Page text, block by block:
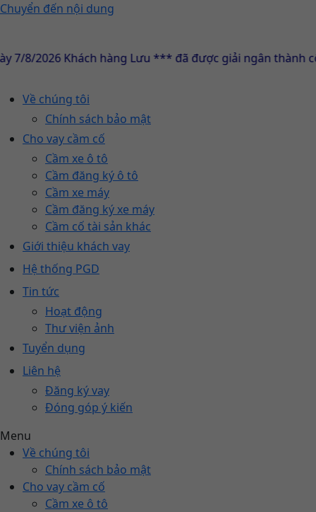
Chuyển đến nội dung
Khách hàng Lưu *** đã được giải ngân thành công
Về chúng tôi
Chính sách bảo mật
Cho vay cầm cố
Cầm xe ô tô
Cầm đăng ký ô tô
Cầm xe máy
Cầm đăng ký xe máy
Cầm cố tài sản khác
Giới thiệu khách vay
Hệ thống PGD
Tin tức
Hoạt động
Thư viện ảnh
Tuyển dụng
Liên hệ
Đăng ký vay
Đóng góp ý kiến
Menu
Về chúng tôi
Chính sách bảo mật
Cho vay cầm cố
Cầm xe ô tô